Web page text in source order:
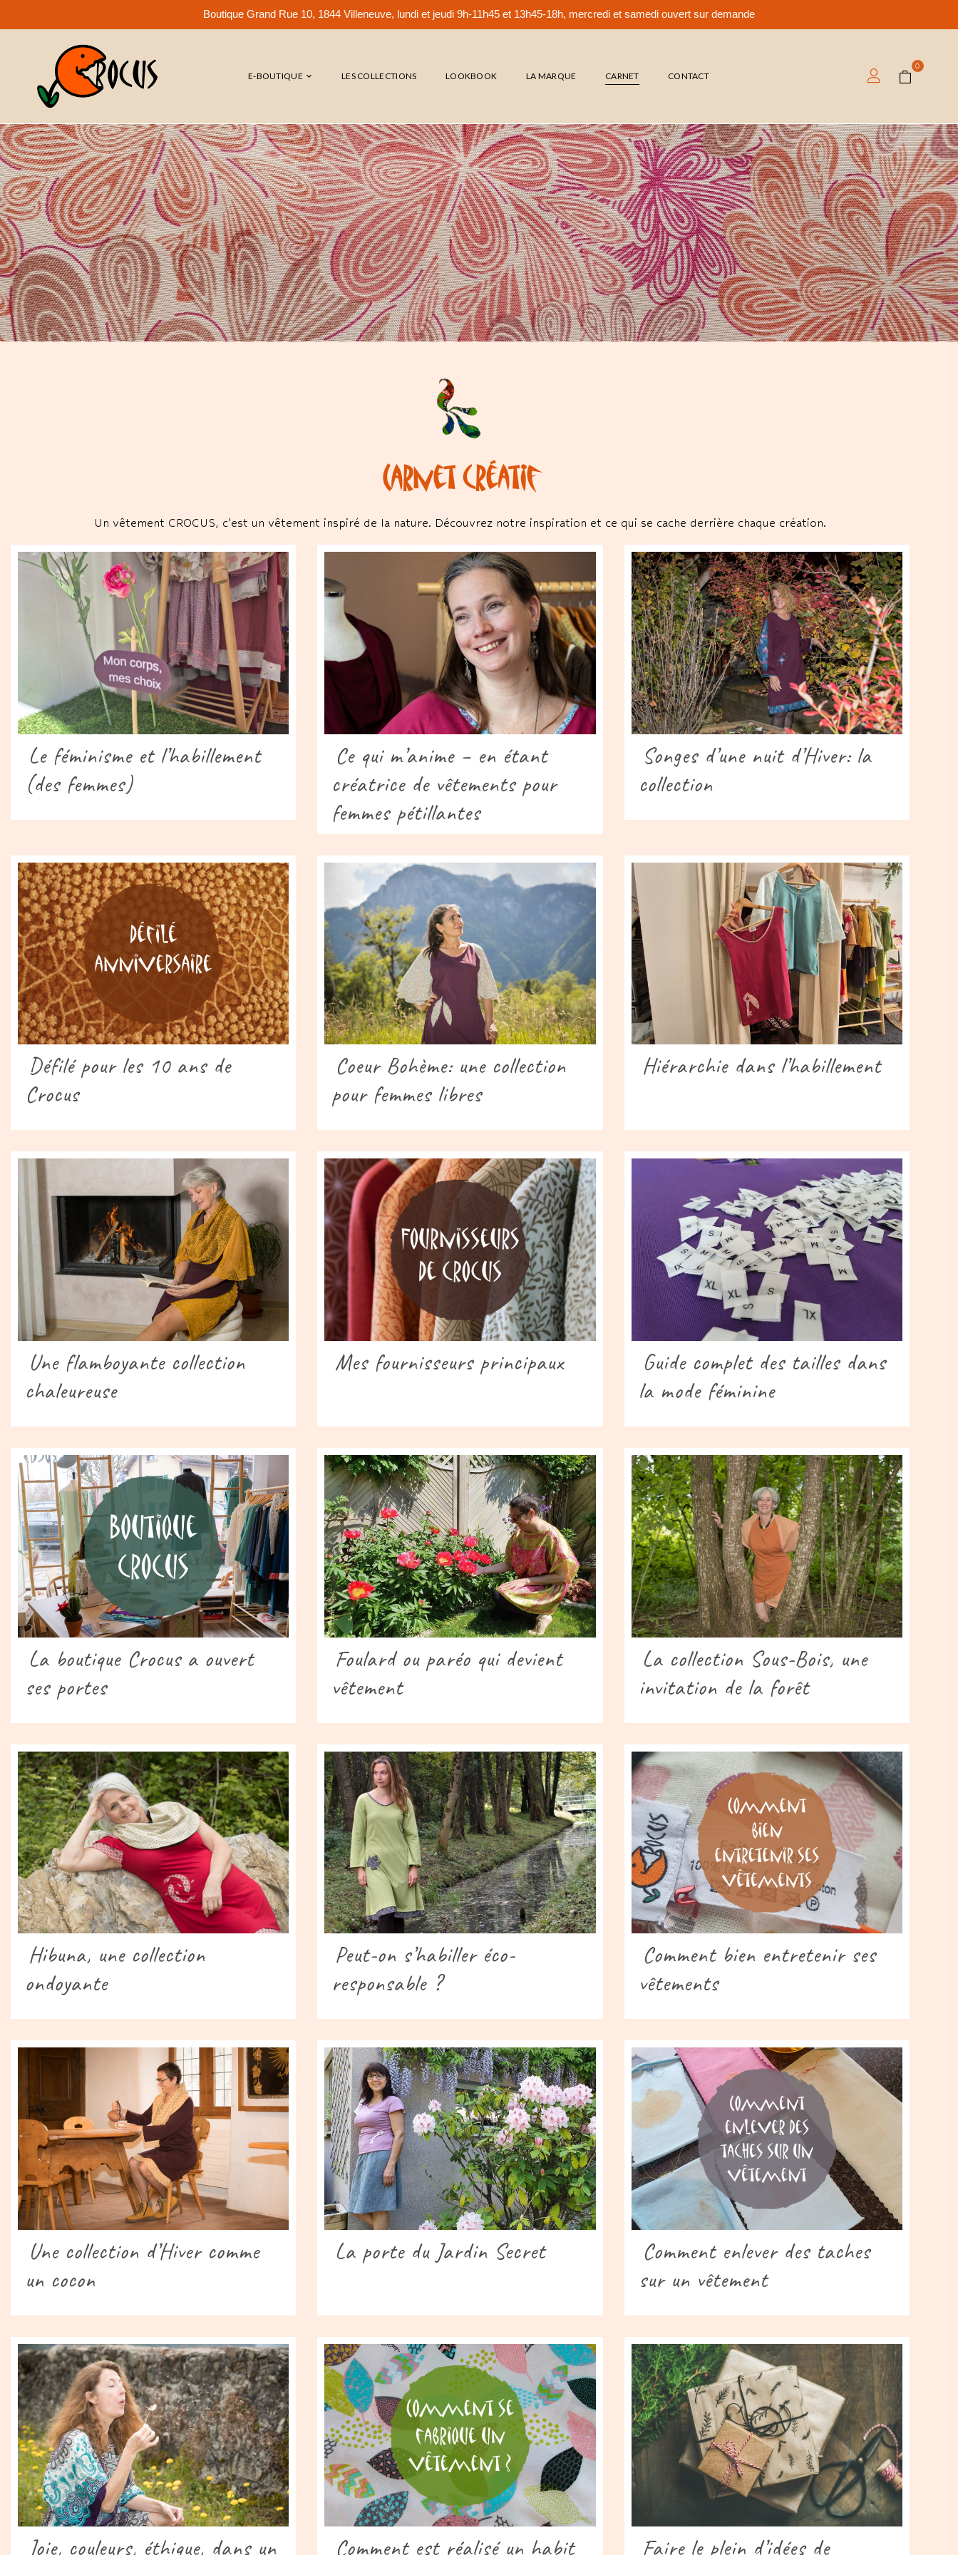
Boutique Grand Rue 10, 1844 Villeneuve, lundi et jeudi 9h-11h45 et 13h45-18h, mercredi et samedi ouvert sur demande
E-BOUTIQUE LES COLLECTIONS LOOKBOOK LA MARQUE CARNET CONTACT
0
Carnet créatif
Un vêtement CROCUS, c’est un vêtement inspiré de la nature. Découvrez notre inspiration et ce qui se cache derrière chaque création.
Le féminisme et l’habillement
(des femmes)
Ce qui m’anime – en étant
créatrice de vêtements pour
femmes pétillantes
Songes d’une nuit d’Hiver: la
collection
Défilé pour les 10 ans de
Crocus
Coeur Bohème: une collection
pour femmes libres
Hiérarchie dans l’habillement
Une flamboyante collection
chaleureuse
Mes fournisseurs principaux
Guide complet des tailles dans
la mode féminine
La boutique Crocus a ouvert
ses portes
Foulard ou paréo qui devient
vêtement
La collection Sous-Bois, une
invitation de la forêt
Hibuna, une collection
ondoyante
Peut-on s’habiller éco-
responsable ?
Comment bien entretenir ses
vêtements
Une collection d’Hiver comme
un cocon
La porte du Jardin Secret
Comment enlever des taches
sur un vêtement
Joie, couleurs, éthique, dans un Comment est réalisé un habit Faire le plein d’idées de